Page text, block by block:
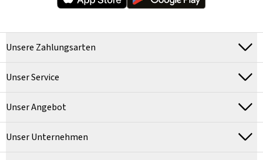
Unsere Zahlungsarten
Unser Service
Unser Angebot
Unser Unternehmen